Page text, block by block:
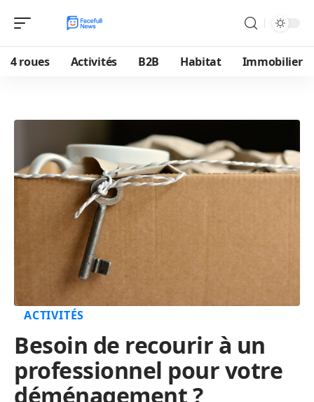
4 roues Activités B2B Habitat Immobilier
ACTIVITÉS
Besoin de recourir à un
professionnel pour votre
déménagement ?